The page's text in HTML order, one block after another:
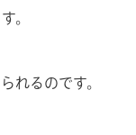
。
れるのです。